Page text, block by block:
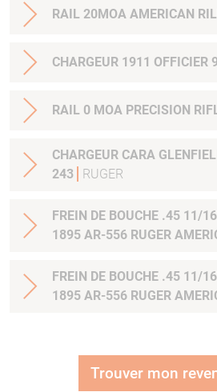
RAIL 20MOA AMERICAN
CHARGEUR 1911 OFFICIER
RAIL 0 MOA PRECISION
CHARGEUR CARA
243
RUGER
FREIN DE BOUCHE .45 11/
1895 AR-556 RUGER
FREIN DE BOUCHE .45 11/
1895 AR-556 RUGER
Trouver mon